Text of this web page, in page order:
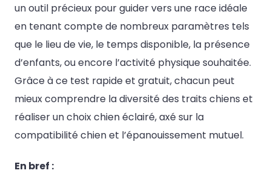
un outil précieux pour guider vers une race idéale
en tenant compte de nombreux paramètres tels
que le lieu de vie, le temps disponible, la présence
d’enfants, ou encore l’activité physique souhaitée.
Grâce à ce test rapide et gratuit, chacun peut
mieux comprendre la diversité des traits chiens et
réaliser un choix chien éclairé, axé sur la
compatibilité chien et l’épanouissement mutuel.
En bref :